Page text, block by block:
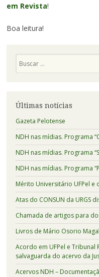
em Revista!
Boa leitura!
Últimas notícias
Gazeta Pelotense
NDH nas mídias. Programa
NDH nas mídias. Programa
NDH nas mídias. Programa
Mérito Universitário UFPel e
Atas do CONSUN da URGS
Chamada de artigos para
Livros de Mário Osorio
Acordo em UFPel e Tribunal
salvaguarda do acervo da
Acervos NDH –